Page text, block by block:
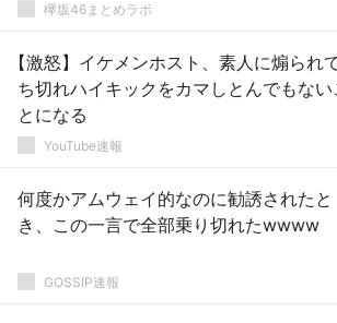
欅坂46まとめラボ
【激怒】イケメンホスト、素人に煽られ
ち切れハイキックをカマしとんでもない
とになる
YouTube速報
何度かアムウェイ的なのに勧誘されたと
き、この一言で全部乗り切れたwwww
GOSSIP速報